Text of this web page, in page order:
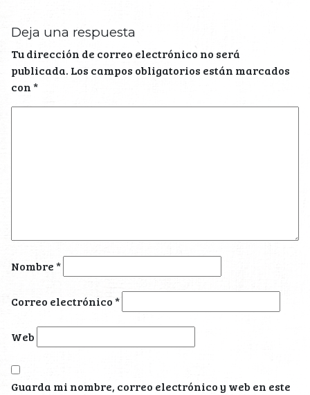
Deja una respuesta
Tu dirección de correo electrónico no será
publicada. Los campos obligatorios están marcados
con*
Nombre*
Correo electrónico*
Web
Guarda mi nombre, correo electrónico y web en este